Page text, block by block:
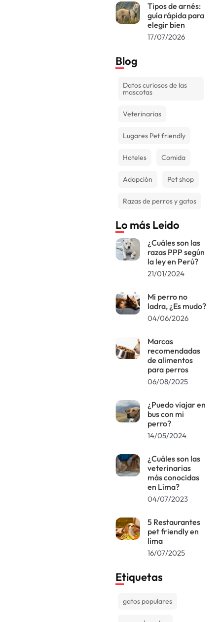
Tipos de arnés:
guía rápida para
elegir bien
17/07/2026
Blog
Datos curiosos de las
mascotas
Veterinarias
Lugares Pet friendly
Hoteles Comida
Adopción Pet shop
Razas de perros y gatos
Lo más Leido
¿Cuáles son las
razas PPP según
la ley en Perú?
21/01/2024
Mi perro no
ladra, ¿Es mudo?
04/06/2026
Marcas
recomendadas
de alimentos
para perros
06/08/2025
¿Puedo viajar en
bus con mi
perro?
14/05/2024
¿Cuáles son las
veterinarias
más conocidas
en Lima?
04/07/2023
5 Restaurantes
pet friendly en
lima
16/07/2025
Etiquetas
gatos populares